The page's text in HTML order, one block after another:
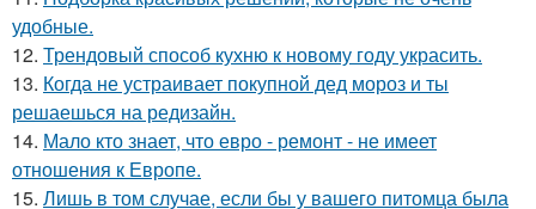
удобные.
12. Трендовый способ кухню к новому году украсить.
13. Когда не устраивает покупной дед мороз и ты
решаешься на редизайн.
14. Мало кто знает, что евро - ремонт - не имеет
отношения к Европе.
15. Лишь в том случае, если бы у вашего питомца была